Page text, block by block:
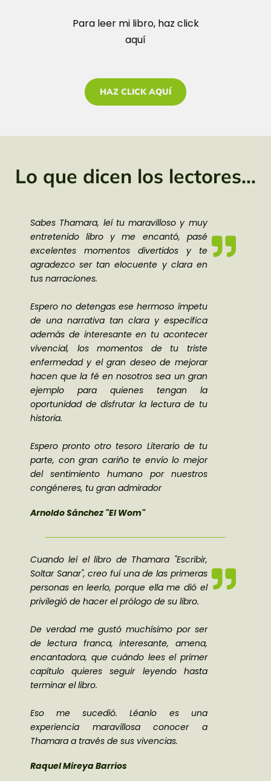
Para leer mi libro, haz click
aquí
HAZ CLICK AQUÍ
Lo que dicen los lectores...
Sabes Thamara, leí tu maravilloso y muy
entretenido libro y me encantó, pasé
excelentes momentos divertidos y te
agradezco ser tan elocuente y clara en
tus narraciones.
Espero no detengas ese hermoso ímpetu
de una narrativa tan clara y específica
además de interesante en tu acontecer
vivencial, los momentos de tu triste
enfermedad y el gran deseo de mejorar
hacen que la fé en nosotros sea un gran
ejemplo para quienes tengan la
oportunidad de disfrutar la lectura de tu
historia.
Espero pronto otro tesoro Literario de tu
parte, con gran cariño te envío lo mejor
del sentimiento humano por nuestros
congéneres, tu gran admirador
Arnoldo Sánchez "El Wom"
Cuando leí el libro de Thamara "Escribir,
Soltar Sanar", creo fuí una de las primeras
personas en leerlo, porque ella me dió el
privilegió de hacer el prólogo de su libro.
De verdad me gustó muchísimo por ser
de lectura franca, interesante, amena,
encantadora, que cuándo lees el primer
capítulo quieres seguir leyendo hasta
terminar el libro.
Eso me sucedió. Léanlo es una
experiencia maravillosa conocer a
Thamara a través de sus vivencias.
Raquel Mireya Barrios